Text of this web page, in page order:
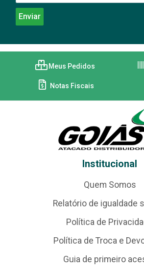
Meus Pedidos
Notas Fiscais
Institucional
Quem Somos
Relatório de igualdade
Política de
Política de Troca e
Guia de primeiro